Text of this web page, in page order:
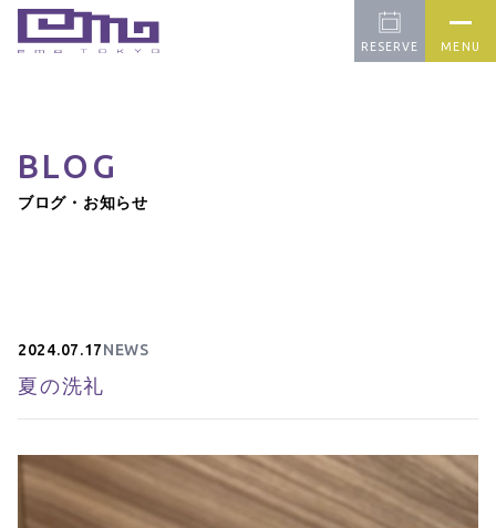
RESERVE MENU
BLOG
ブログ・お知らせ
2024.07.17NEWS
夏の洗礼